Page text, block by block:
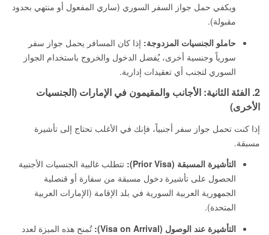
ويكفي حمل جواز السفر السوري (ساري المفعول أو منتهي بحدود
مقبولة).
حاملو الجنسيات المزدوجة: إذا كان المسافر يحمل جواز سفر
سورياً وجنسية أخرى، يُفضل الدخول والخروج باستخدام الجواز
السوري لتجنب أي تعقيدات إدارية.
2. الفئة الثانية: الأجانب والمقيمون في الإمارات (الجنسيات
الأخرى)
إذا كنت تحمل جواز سفر أجنبياً، فإنك في الأغلب تحتاج إلى تأشيرة
مسبقة.
التأشيرة المسبقة (Prior Visa):
تتطلب غالبية الجنسيات الأجنبية
الحصول على تأشيرة دخول مسبقة من سفارة أو قنصلية
الجمهورية العربية السورية في بلد الإقامة (الإمارات العربية
المتحدة).
التأشيرة عند الوصول (Visa on Arrival):
تُمنح هذه الميزة لعدد